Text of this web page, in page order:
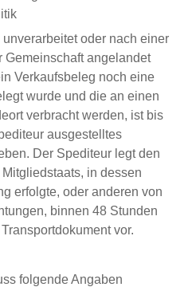
oder nach einer
Gemeinschaft angelandet
Verkaufsbeleg noch eine
wurde und die an einen
verbracht werden, ist bis
ausgestelltes
Der Spediteur legt den
in dessen
erfolgte, oder anderen von
binnen 48 Stunden
vor.
folgende Angaben